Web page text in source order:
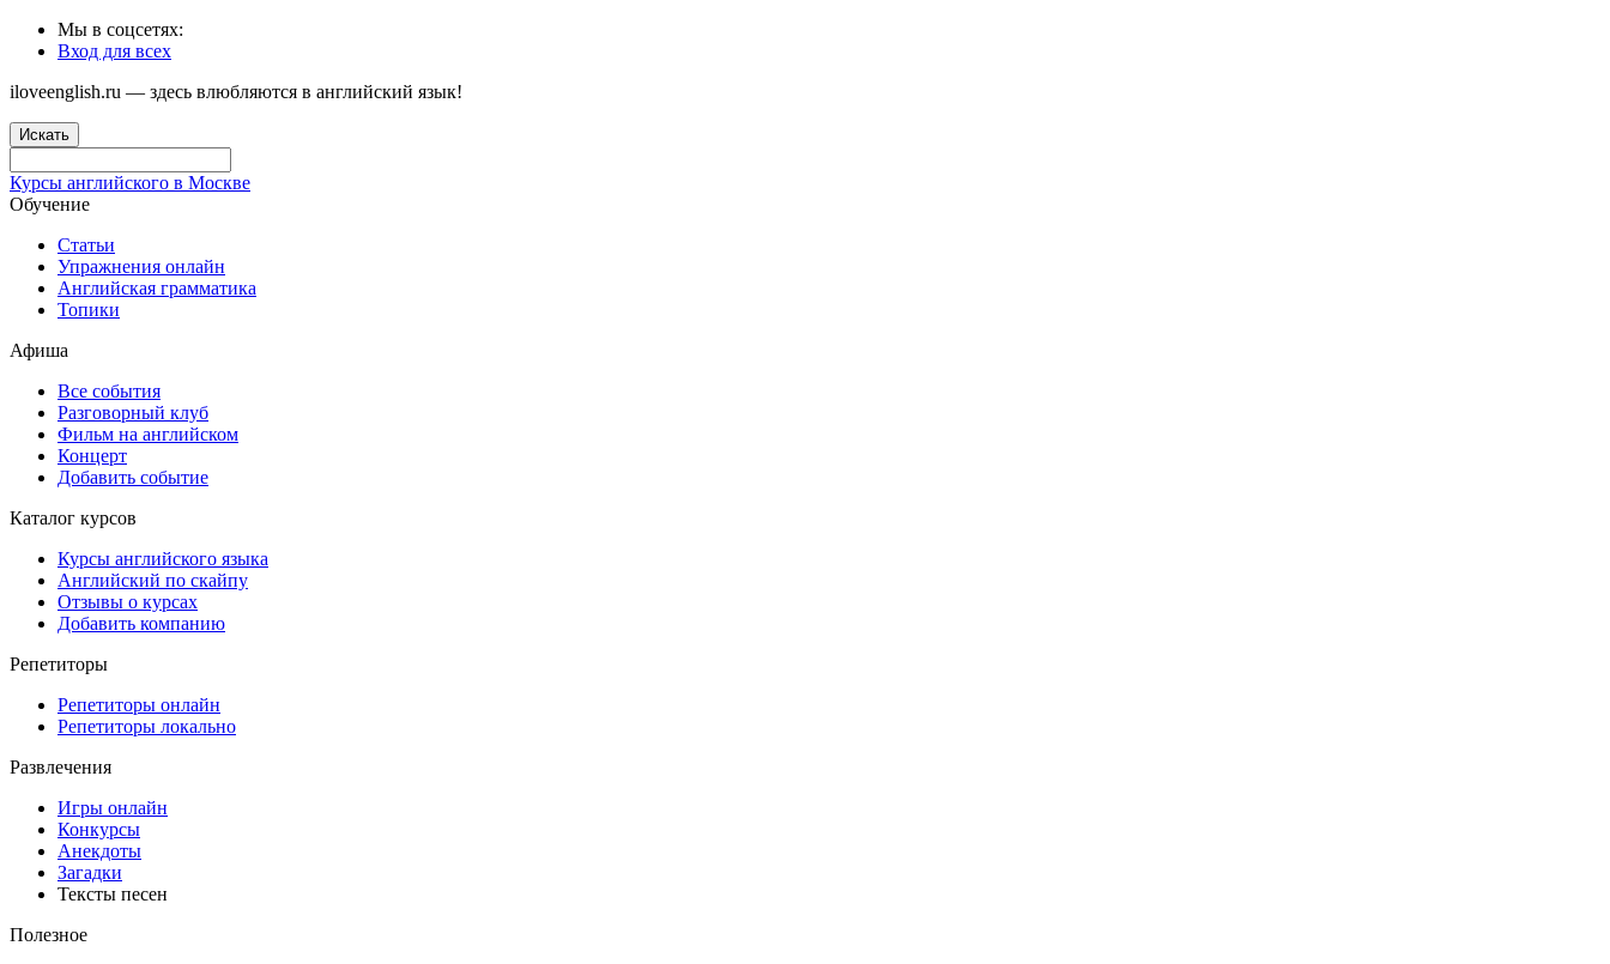
Мы в соцсетях:
Вход для всех
iloveenglish.ru — здесь влюбляются в английский язык!
Искать
Курсы английского в Москве
Обучение
Статьи
Упражнения онлайн
Английская грамматика
Топики
Афиша
Все события
Разговорный клуб
Фильм на английском
Концерт
Добавить событие
Каталог курсов
Курсы английского языка
Английский по скайпу
Отзывы о курсах
Добавить компанию
Репетиторы
Репетиторы онлайн
Репетиторы локально
Развлечения
Игры онлайн
Конкурсы
Анекдоты
Загадки
Тексты песен
Полезное